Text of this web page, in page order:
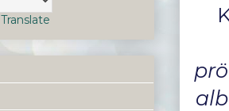
Translate